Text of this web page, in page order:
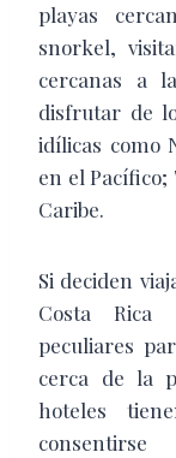
playas
snorkel,
cercanas a
disfrutar de
idílicas como
en el
Caribe.
Si deciden
Costa Rica
peculiares
cerca de la
hoteles